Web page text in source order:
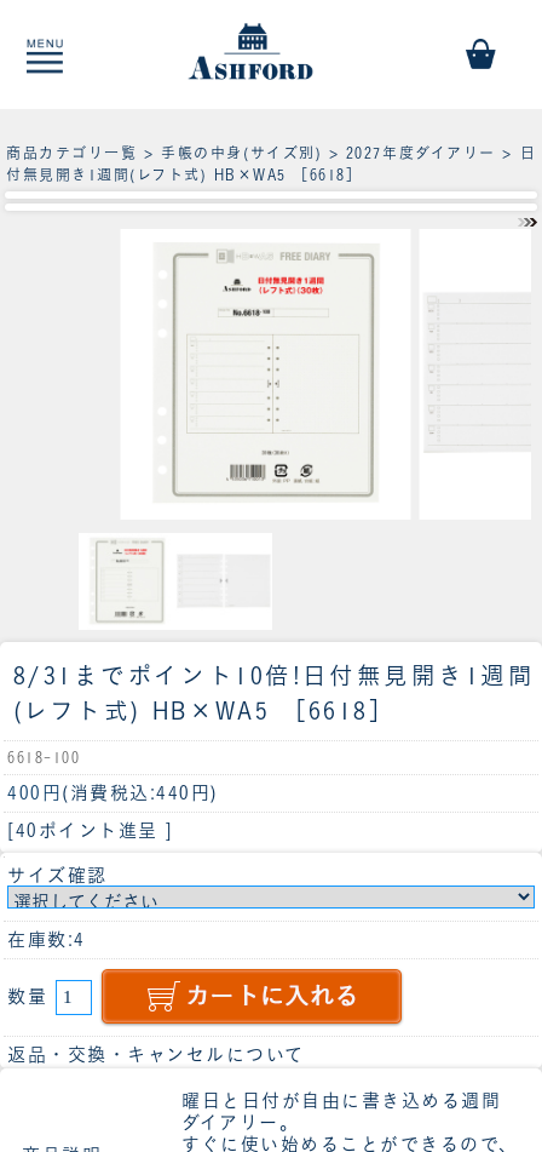
商品カテゴリ一覧 > 手帳の中身(サイズ別) > 2027年度ダイアリー
> 日
付無見開き1週間(レフト式) HB×WA5 ［6618］
8/31までポイント10倍! 日付無見開き1週間
(レフト式) HB×WA5 ［6618］
6618-100
400円 (消費税込:440円)
[40ポイント進呈 ]
サイズ確認
在庫数:4
数量
返品・交換・キャンセルについて
曜日と日付が自由に書き込める週間
ダイアリー。
すぐに使い始めることができるので、